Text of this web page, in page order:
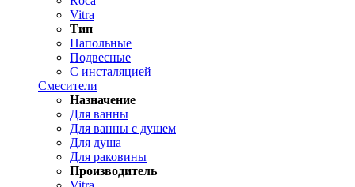
Vitra
Тип
Напольные
Подвесные
С инсталяцией
Смесители
Назначение
Для ванны
Для ванны с душем
Для душа
Для раковины
Производитель